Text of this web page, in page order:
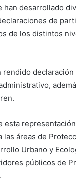
han desarrollado
de
de los distintos
rendido
esta
las áreas de
Urbano y
públicos de